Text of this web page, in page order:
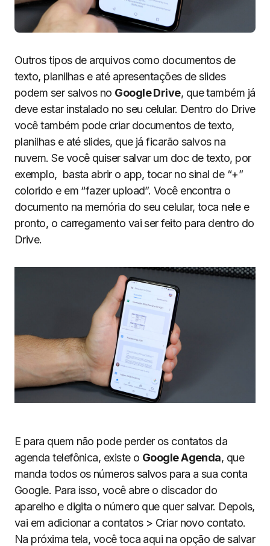
Outros tipos de arquivos como documentos de
texto, planilhas e até apresentações de slides
podem ser salvos no Google Drive, que também já
deve estar instalado no seu celular. Dentro do Drive
você também pode criar documentos de texto,
planilhas e até slides, que já ficarão salvos na
nuvem. Se você quiser salvar um doc de texto, por
exemplo, basta abrir o app, tocar no sinal de “+”
colorido e em “fazer upload”. Você encontra o
documento na memória do seu celular, toca nele e
pronto, o carregamento vai ser feito para dentro do
Drive.
E para quem não pode perder os contatos da
agenda telefônica, existe o Google Agenda, que
manda todos os números salvos para a sua conta
Google. Para isso, você abre o discador do
aparelho e digita o número que quer salvar. Depois,
vai em adicionar a contatos > Criar novo contato.
Na próxima tela, você toca aqui na opção de salvar